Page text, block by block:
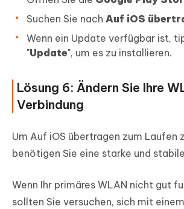
Suchen Sie nach Auf iOS
Wenn ein Update verfügbar ist,
"Update", um es zu installieren.
Lösung 6: Ändern Sie Ihre
Verbindung
Um Auf iOS übertragen zum Laufen
benötigen Sie eine starke und
Wenn Ihr primäres WLAN nicht gut
sollten Sie versuchen, sich mit